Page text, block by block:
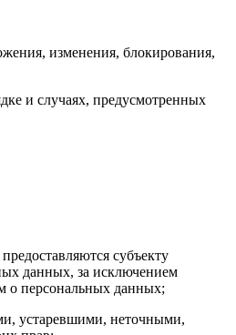
изменения, блокирования,
и случаях, предусмотренных
субъекту
данных, за исключением
о персональных данных;
устаревшими, неточными,